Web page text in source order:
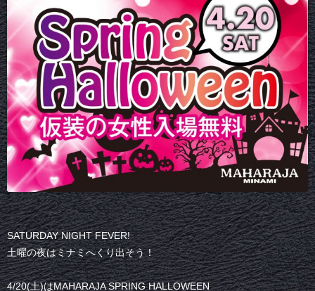
SATURDAY NIGHT FEVER!
土曜の夜はミナミへくり出そう！
4/20(土)はMAHARAJA SPRING HALLOWEEN